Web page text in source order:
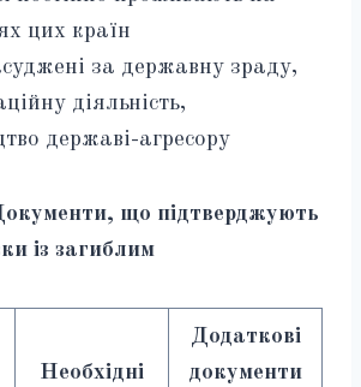
цих країн
за державну зраду,
діяльність,
державі-агресору
що підтверджують
із загиблим
Необхідні
Додаткові
документи